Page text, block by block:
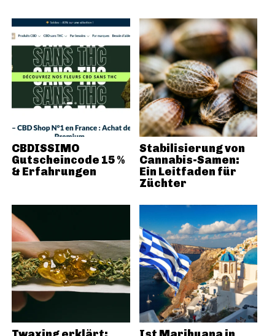
CBDISSIMO
Gutscheincode 15 %
& Erfahrungen
Stabilisierung von
Cannabis-Samen:
Ein Leitfaden für
Züchter